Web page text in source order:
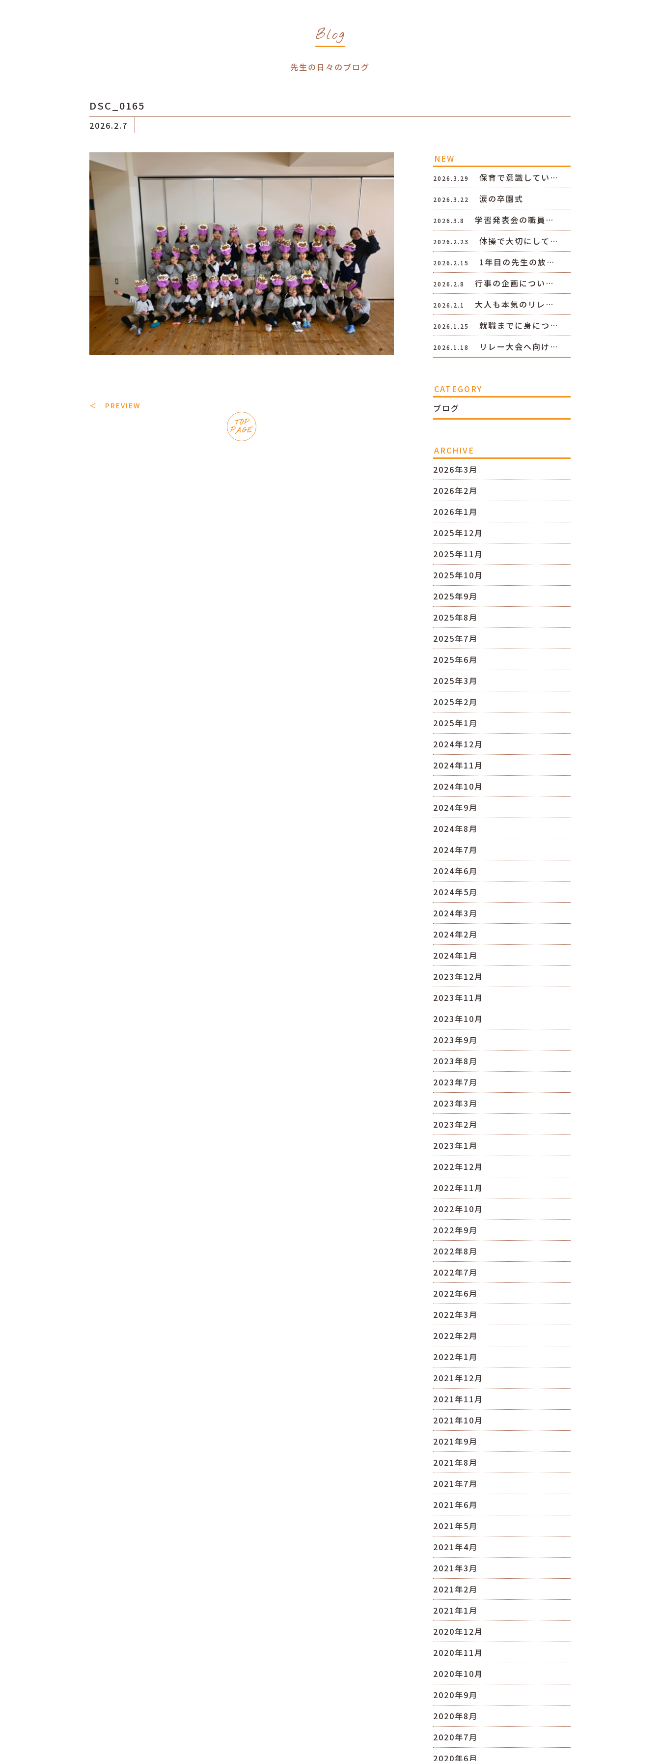
Blog
先生の日々のブログ
DSC_0165
2026.2.7
＜ PREVIEW
TOP
PAGE
NEW
2026.3.29 保育で意識してい…
2026.3.22 涙の卒園式
2026.3.8 学習発表会の職員…
2026.2.23 体操で大切にして…
2026.2.15 1年目の先生の放…
2026.2.8 行事の企画につい…
2026.2.1 大人も本気のリレ…
2026.1.25 就職までに身につ…
2026.1.18 リレー大会へ向け…
CATEGORY
ブログ
ARCHIVE
2026年3月
2026年2月
2026年1月
2025年12月
2025年11月
2025年10月
2025年9月
2025年8月
2025年7月
2025年6月
2025年3月
2025年2月
2025年1月
2024年12月
2024年11月
2024年10月
2024年9月
2024年8月
2024年7月
2024年6月
2024年5月
2024年3月
2024年2月
2024年1月
2023年12月
2023年11月
2023年10月
2023年9月
2023年8月
2023年7月
2023年3月
2023年2月
2023年1月
2022年12月
2022年11月
2022年10月
2022年9月
2022年8月
2022年7月
2022年6月
2022年3月
2022年2月
2022年1月
2021年12月
2021年11月
2021年10月
2021年9月
2021年8月
2021年7月
2021年6月
2021年5月
2021年4月
2021年3月
2021年2月
2021年1月
2020年12月
2020年11月
2020年10月
2020年9月
2020年8月
2020年7月
2020年6月